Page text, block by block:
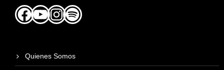
Facebook
YouTubeInstagram
Spotify
Quienes Somos